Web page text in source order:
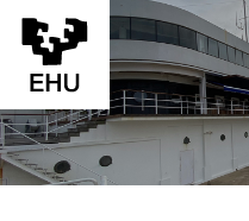
Saltar al contenido principal